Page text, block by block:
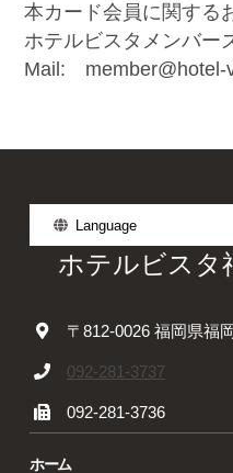
本カード会員に関する
ホテルビスタメンバー
Mail: member@hotel-
Language
ホテルビスタ
〒812-0026 福岡県福
092-281-3737
092-281-3736
ホーム